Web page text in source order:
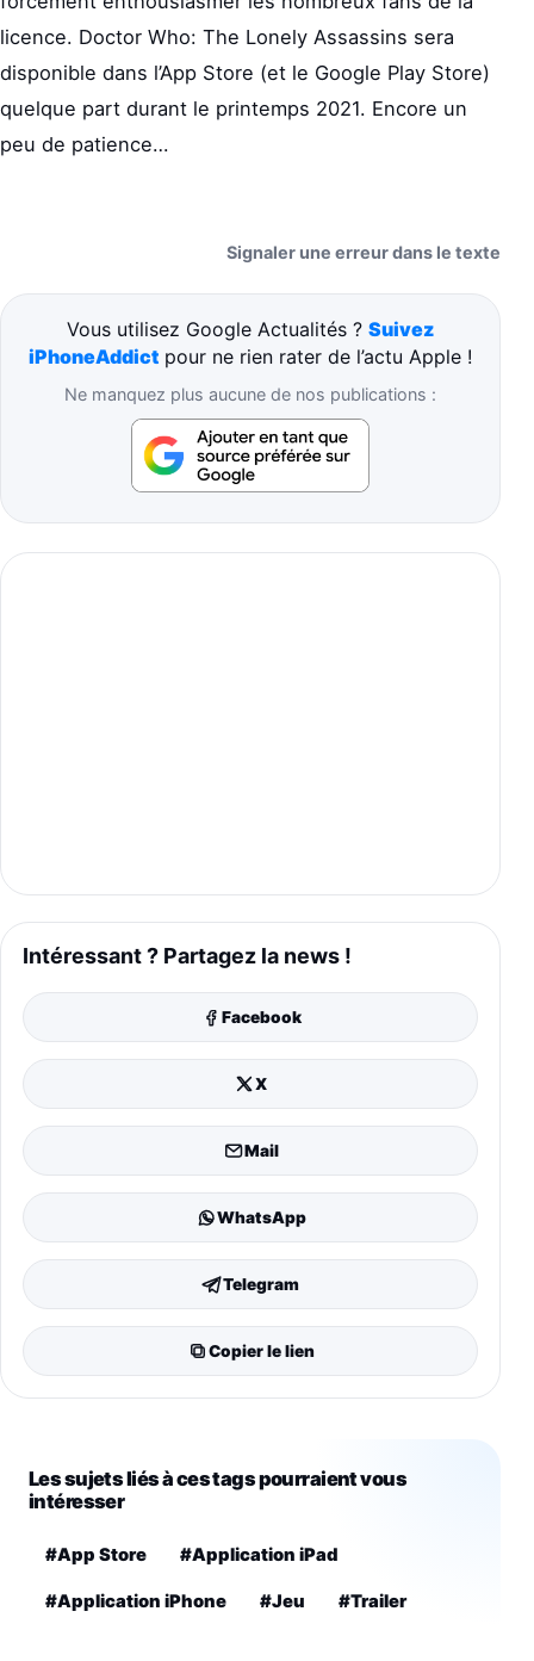
licence. Doctor Who: The Lonely Assassins sera
disponible dans l’App Store (et le Google Play Store)
quelque part durant le printemps 2021. Encore un
peu de patience…
Signaler une erreur dans le texte
Vous utilisez Google Actualités ? Suivez
iPhoneAddict pour ne rien rater de l’actu Apple !
Ne manquez plus aucune de nos publications :
Intéressant ? Partagez la news !
Facebook
X
Mail
WhatsApp
Telegram
Copier le lien
Les sujets liés à ces tags pourraient vous
intéresser
#App Store #Application iPad
#Application iPhone #Jeu #Trailer